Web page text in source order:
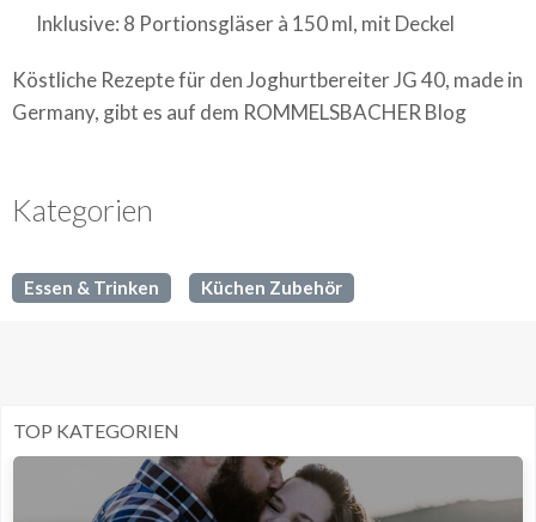
Inklusive: 8 Portionsgläser à 150 ml, mit Deckel
Köstliche Rezepte für den Joghurtbereiter JG 40, made in
Germany, gibt es auf dem ROMMELSBACHER Blog
Kategorien
Essen & Trinken Küchen Zubehör
TOP KATEGORIEN